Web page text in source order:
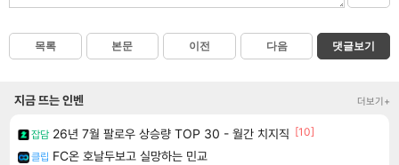
목록 본문 이전 다음 댓글보기
지금 뜨는 인벤 더보기+
잡담 26년 7월 팔로우 상승량 TOP 30 - 월간 치지직 [10]
클립 FC온 호날두보고 실망하는 민교